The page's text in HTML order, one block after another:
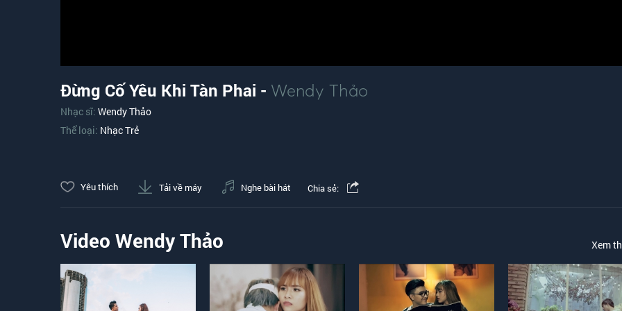
Đừng Cố Yêu Khi Tàn Phai - Wendy Thảo
Nhạc sĩ: Wendy Thảo
Thể loại: Nhạc Trẻ
Yêu thích Tải về máy Nghe bài hát Chia sẻ:
Video Wendy Thảo Xem